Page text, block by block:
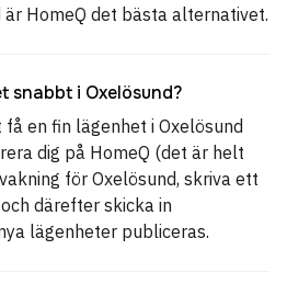
HomeQ det bästa alternativet.
snabbt i Oxelösund?
en fin lägenhet i Oxelösund
dig på HomeQ (det är helt
för Oxelösund, skriva ett
därefter skicka in
lägenheter publiceras.